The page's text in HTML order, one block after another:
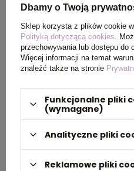
Rozmiar 21
Kolor
OPIS
Mała torba wykonana z
pochodzącego z
120g/m², posiada
Dbamy o Twoją
Sklep korzysta z plików cookie
Polityką dotyczącą cookies .
przechowywania lub dostępu do
Więcej informacji na temat
znaleźć także na stronie
Funkcjonalne pliki
(wymagane)
Analityczne pliki
Reklamowe pliki